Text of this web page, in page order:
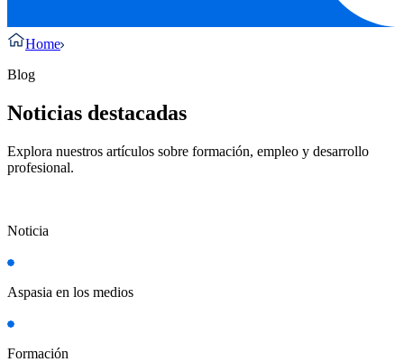
Home
Blog
Noticias destacadas
Explora nuestros artículos sobre formación, empleo y desarrollo
profesional.
Noticia
Aspasia en los medios
Formación